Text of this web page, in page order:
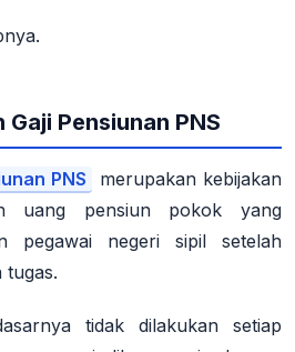
Pensiunan PNS
PNS
merupakan kebijakan
uang pensiun pokok yang
pegawai negeri sipil setelah
tugas.
tidak dilakukan setiap